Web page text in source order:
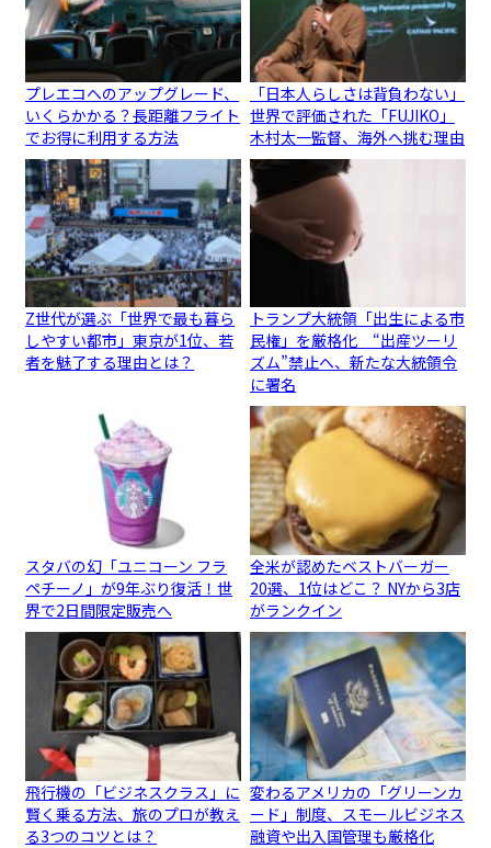
プレエコへのアップグレード、
いくらかかる？長距離フライト
でお得に利用する方法
「日本人らしさは背負わない」
世界で評価された「FUJIKO」
木村太一監督、海外へ挑む理由
Z世代が選ぶ「世界で最も暮ら
しやすい都市」東京が1位、若
者を魅了する理由とは？
トランプ大統領「出生による市
民権」を厳格化 “出産ツーリ
ズム”禁止へ、新たな大統領令
に署名
スタバの幻「ユニコーン フラ
ペチーノ」が9年ぶり復活！世
界で2日間限定販売へ
全米が認めたベストバーガー
20選、1位はどこ？ NYから3店
がランクイン
飛行機の「ビジネスクラス」に
賢く乗る方法、旅のプロが教え
る3つのコツとは？
変わるアメリカの「グリーンカ
ード」制度、スモールビジネス
融資や出入国管理も厳格化